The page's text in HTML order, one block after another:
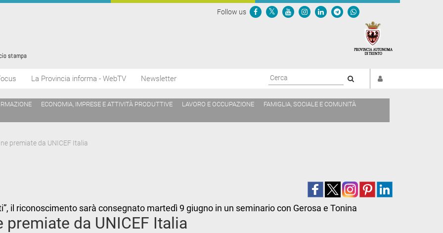
Follow us
La Provincia informa - WebTV Newsletter
ECONOMIA, IMPRESE E ATTIVITÀ PRODUTTIVE LAVORO E OCCUPAZIONE FAMIGLIA, SOCIALE E COMUNITÀ
premiate da UNICEF Italia
il riconoscimento sarà consegnato martedì 9 giugno in un seminario con Gerosa e Tonina
da UNICEF Italia